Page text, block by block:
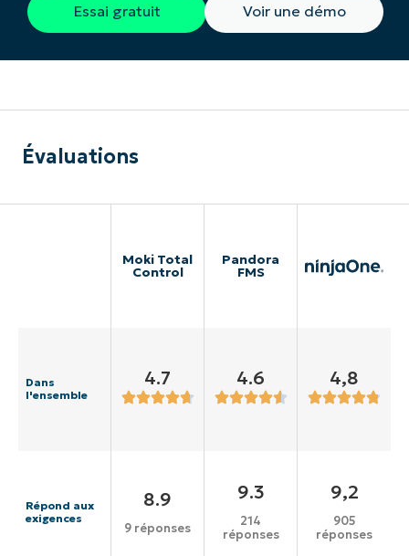
Essai gratuit Voir une démo
Évaluations
Moki Total
Control
Pandora
FMS
Dans
l'ensemble
4.7 4.6 4,8
Répond aux
exigences
8.9
9 réponses
9.3
214
réponses
9,2
905
réponses